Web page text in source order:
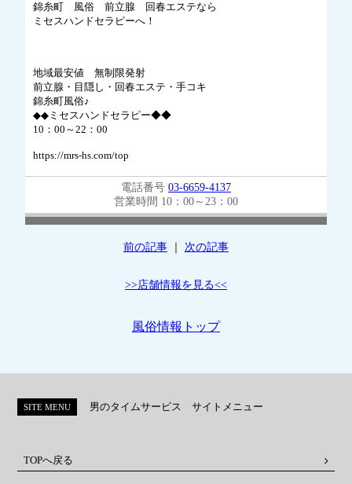
錦糸町 風俗 前立腺 回春エステなら
ミセスハンドセラピーへ！
地域最安値 無制限発射
前立腺・目隠し・回春エステ・手コキ
錦糸町風俗♪
◆◆ミセスハンドセラピー◆◆
10：00～22：00
https://mrs-hs.com/top
電話番号 03-6659-4137
営業時間 10：00～23：00
前の記事 次の記事
>>店舗情報を見る<<
風俗情報トップ
SITE MENU 男のタイムサービス サイトメニュー
TOPへ戻る